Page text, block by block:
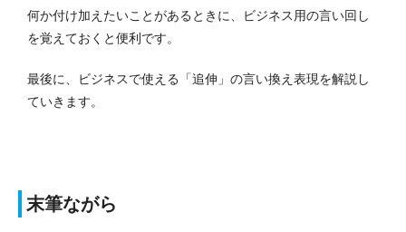
何か付け加えたいことがあるときに、ビジネス用の言い回し
を覚えておくと便利です。
最後に、ビジネスで使える「追伸」の言い換え表現を解説し
ていきます。
末筆ながら